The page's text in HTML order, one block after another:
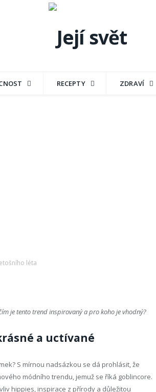
RECEPTY ZDRAVÍ
léta
je tento trend inspirovaný a pro koho je vhodný?
a uctívané
S mírnou nadsázkou se dá prohlásit, že
módního trendu, jemuž se říká goblincore.
hippies, inspirace z přírody a důležitou